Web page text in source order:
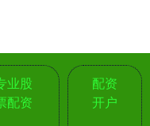
业股
配资
配资
开户